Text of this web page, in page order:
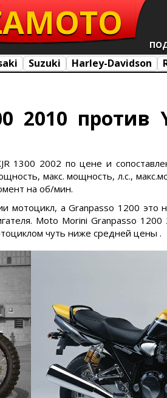
MOTO
Suzuki Harley-Davidson
2010 против
1300 2002 по цене и
макс. мощность, л.с.,
на об/мин.
мотоцикл, а Granpasso 1200
Moto Morini Granpasso
чуть ниже средней цены .